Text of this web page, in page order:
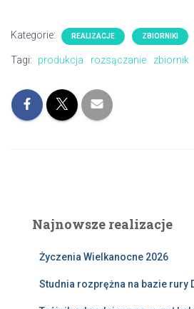
Kategorie: REALIZACJE ZBIORNIKI
Tagi: produkcja rozsączanie zbiornik
Najnowsze realizacje
Życzenia Wielkanocne 2026
Studnia rozprężna na bazie rury